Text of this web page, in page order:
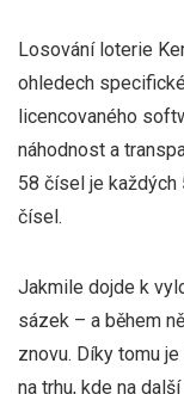
Losování loterie
ohledech
licencovaného
náhodnost a
58 čísel je každých
čísel.
Jakmile dojde k
sázek – a během
znovu. Díky tomu
na trhu, kde na